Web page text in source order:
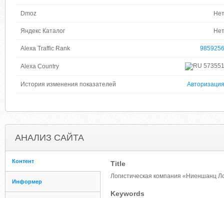
Dmoz Нет
Яндекс Каталог Нет
Alexa Traffic Rank 9859256
Alexa Country 573551
История изменения показателей Авторизация
АНАЛИЗ САЙТА
Контент
Информер
Title
Логистическая компания «Ниеншанц
Keywords